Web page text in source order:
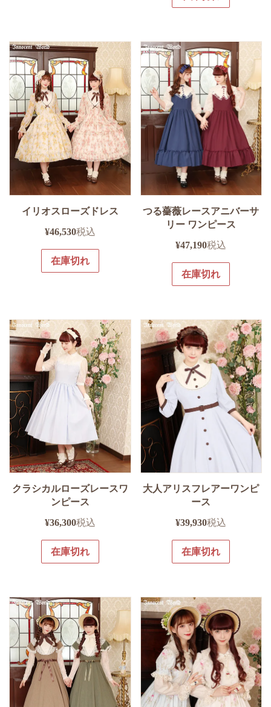
イリオスローズドレス
¥46,530税込
在庫切れ
つる薔薇レースアニバーサ
リー ワンピース
¥47,190税込
在庫切れ
クラシカルローズレースワ
ンピース
¥36,300税込
在庫切れ
大人アリスフレアーワンピ
ース
¥39,930税込
在庫切れ